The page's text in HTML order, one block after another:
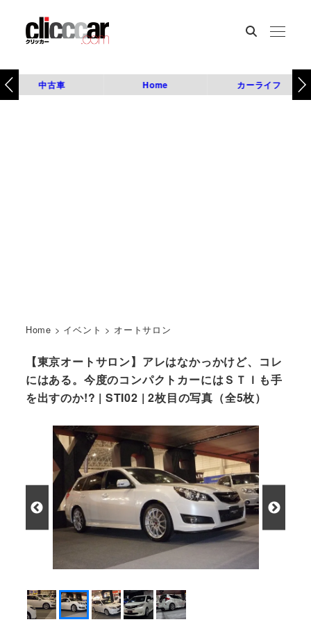
中古車 Home カーライフ
Home > イベント > オートサロン
【東京オートサロン】アレはなかっかけど、コレ
にはある。今度のコンパクトカーにはＳＴＩも手
を出すのか!? | STI02 | 2枚目の写真（全5枚）